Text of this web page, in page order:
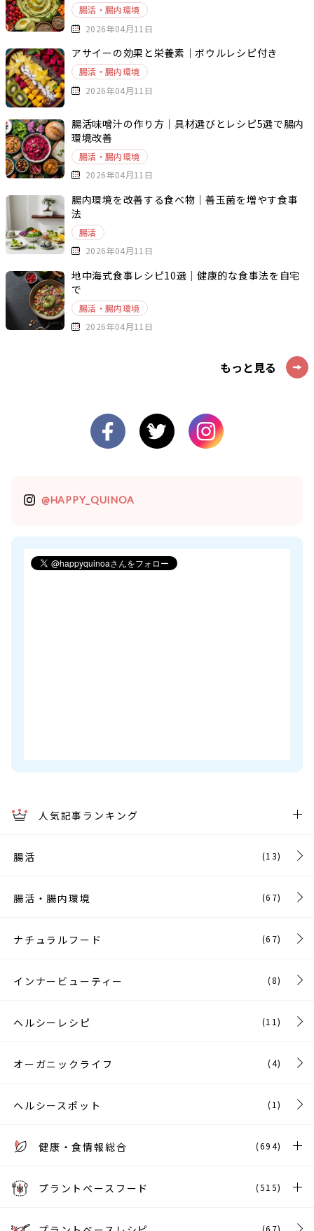
腸活・腸内環境
2026年04月11日
アサイーの効果と栄養素｜ボウルレシピ付き
腸活・腸内環境
2026年04月11日
腸活味噌汁の作り方｜具材選びとレシピ5選で腸内
環境改善
腸活・腸内環境
2026年04月11日
腸内環境を改善する食べ物｜善玉菌を増やす食事
法
腸活
2026年04月11日
地中海式食事レシピ10選｜健康的な食事法を自宅
で
腸活・腸内環境
2026年04月11日
もっと見る
@HAPPY_QUINOA
人気記事ランキング
腸活 (13)
腸活・腸内環境 (67)
ナチュラルフード (67)
インナービューティー (8)
ヘルシーレシピ (11)
オーガニックライフ (4)
ヘルシースポット (1)
健康・食情報総合 (694)
プラントベースフード (515)
(67)